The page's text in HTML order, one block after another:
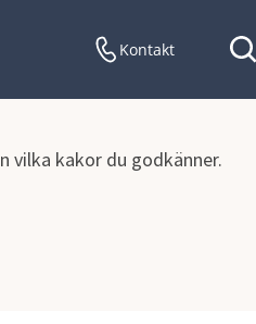
vilka kakor du godkänner.
Kontakt